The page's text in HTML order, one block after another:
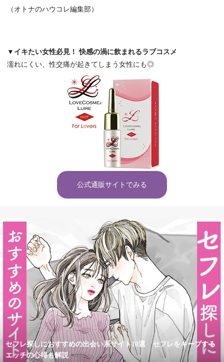
（オトナのハウコレ編集部）
▼イキたい女性必見！ 快感の渦に飲まれるラブコスメ
濡れにくい、性交痛が起きてしまう女性にも◎
公式通販サイトでみる
セフレ探しにおすすめの出会い系サイト10選 セフレをキープする
エッチの心得も解説